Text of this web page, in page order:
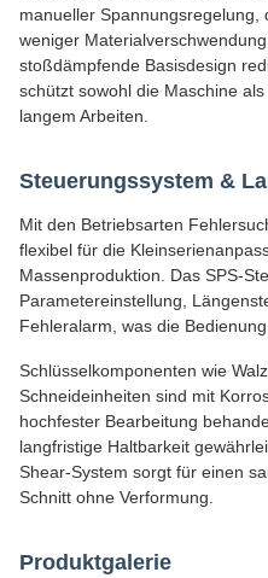
manueller
weniger
stoßdämpfende Basisdesign
schützt sowohl die Maschine
langem Arbeiten.
Steuerungssystem &
Mit den Betriebsarten
flexibel für die
Massenproduktion. Das SPS-
Parametereinstellung,
Fehleralarm, was die
Schlüsselkomponenten wie
Schneideinheiten sind mit
hochfester Bearbeitung
langfristige Haltbarkeit
Shear-System sorgt für einen
Schnitt ohne Verformung.
Produktgalerie